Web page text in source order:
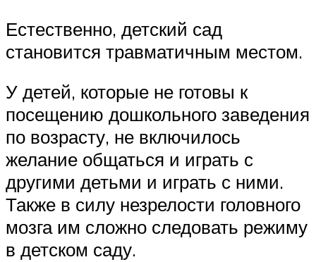
Естественно, детский сад
становится травматичным местом.
У детей, которые не готовы к
посещению дошкольного заведения
по возрасту, не включилось
желание общаться и играть с
другими детьми и играть с ними.
Также в силу незрелости головного
мозга им сложно следовать режиму
в детском саду.